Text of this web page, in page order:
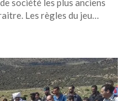
société les plus anciens
Les règles du jeu…